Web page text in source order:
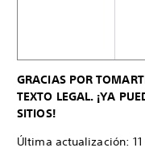
GRACIAS POR
TEXTO LEGAL. ¡YA
SITIOS!
Última actualización: